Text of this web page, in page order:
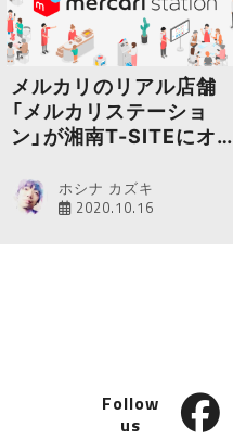
メルカリのリアル店舗
「メルカリステーショ
ン」が湘南T-SITEにオー
ホシナ カズキ
2020.10.16
Follow
us